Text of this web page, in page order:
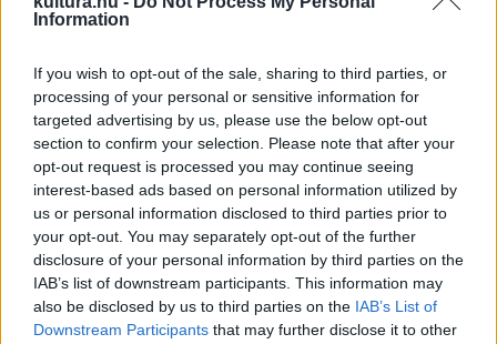
Information
If you wish to opt-out of the sale, sharing to third parties, or
processing of your personal or sensitive information for
targeted advertising by us, please use the below opt-out
section to confirm your selection. Please note that after your
opt-out request is processed you may continue seeing
interest-based ads based on personal information utilized by
us or personal information disclosed to third parties prior to
your opt-out. You may separately opt-out of the further
disclosure of your personal information by third parties on the
IAB’s list of downstream participants. This information may
also be disclosed by us to third parties on the IAB’s List of
Downstream Participants that may further disclose it to other
lesz elérhető más nyelveken. Legutóbbi
műve,A kormányzó halála
A kortárs posztmodern próza egyik nagymesterének
számító Murakami műveit a világ mintegy 50 nyelvére
fordították le, számos művét színpadra állították, filmre
vitték.
Regényei közül aNorvég erdőből csak Japánban több mint
négymillió példányt adtak el. Magyarul is megjelent még
többek közt aKafka a tengerparton,A kurblimadár